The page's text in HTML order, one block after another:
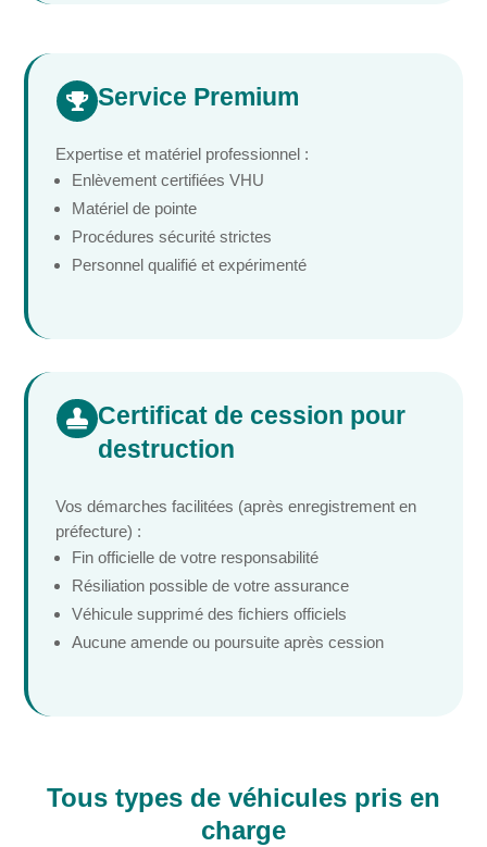
 Service Premium
Expertise et matériel professionnel :
Enlèvement certifiées VHU
Matériel de pointe
Procédures sécurité strictes
Personnel qualifié et expérimenté
 Certificat de cession pour
destruction
Vos démarches facilitées (après enregistrement en
préfecture) :
Fin officielle de votre responsabilité
Résiliation possible de votre assurance
Véhicule supprimé des fichiers officiels
Aucune amende ou poursuite après cession
Tous types de véhicules pris en
charge